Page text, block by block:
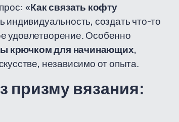
«Как связать кофту
создать что-то
удовлетворение. Особенно
крючком для начинающих,
независимо от опыта.
призму вязания: